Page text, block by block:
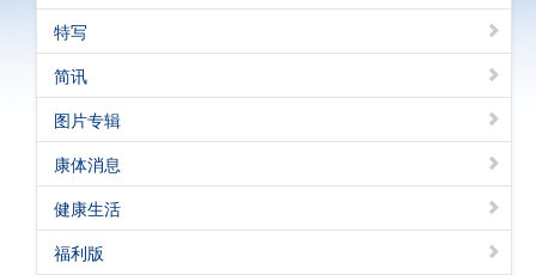
繁体版
English
电子书版
特写
简讯
图片专辑
康体消息
健康生活
福利版